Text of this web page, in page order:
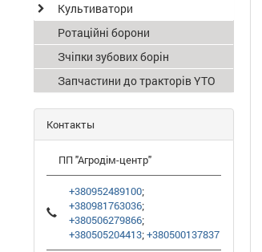
Культиватори
Ротаційні борони
Зчіпки зубових борін
Запчастини до тракторів YTO
Контакты
ПП "Агродім-центр"
+380952489100;
+380981763036;
+380506279866;
+380505204413;+380500137837